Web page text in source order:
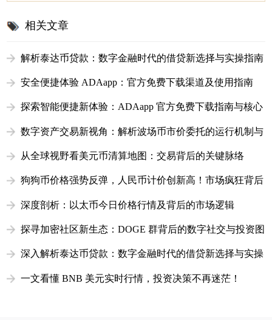
相关文章
解析泰达币贷款：数字金融时代的借贷新选择与实操指南
安全便捷体验 ADAapp：官方免费下载渠道及使用指南
探索智能便捷新体验：ADAapp 官方免费下载指南与核心
数字资产交易新视角：解析波场币市价委托的运行机制与
从全球视野看美元币清算地图：交易背后的关键脉络
狗狗币价格强势反弹，人民币计价创新高！市场疯狂背后
深度剖析：以太币今日价格行情及背后的市场逻辑
探寻加密社区新生态：DOGE 群背后的数字社交与投资图
深入解析泰达币贷款：数字金融时代的借贷新选择与实操
一文看懂 BNB 美元实时行情，投资决策不再迷茫！